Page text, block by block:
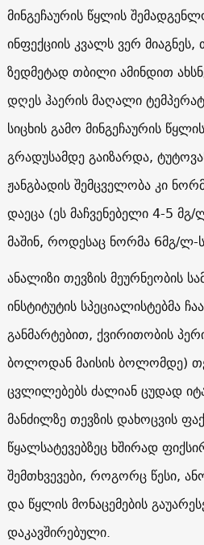
მინგეჩაურის წყლის
ინფექციის კვალს ვერ მიაგნეს,
ზედმეტად თბილი ამინდით
დღეს ჰაერის მაღალი
სიცხის გამო მინგეჩაურის
გრადუსამდე გაიზარდა,
ჟანგბადის შემცველობა კი
დაეცა (ეს მაჩვენებელი 4-5
მაშინ, როდესაც ნორმა 6მგ/ლ-
ანალიზი თევზის მეურნეობის
ინსტიტუტის სპეციალისტებმა
განმარტებით, ქვირითობის
ბოლოდან მაისის ბოლომდე)
ცვლილებებს ძალიან ცუდად
მანძილზე თევზის დახოცვის
წყალსატევებზეც ხშირად
შემთხვევები, როგორც წესი,
და წყლის მონაცემების
დაკავშირებული.